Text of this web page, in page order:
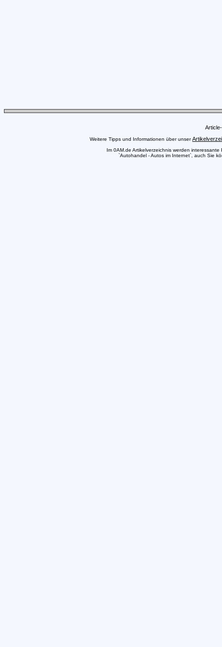
Weitere Tipps und Informationen über unser
Im 0AM.de Artikelverzeichnis werden
`Autohandel - Autos im Internet`, auch Sie